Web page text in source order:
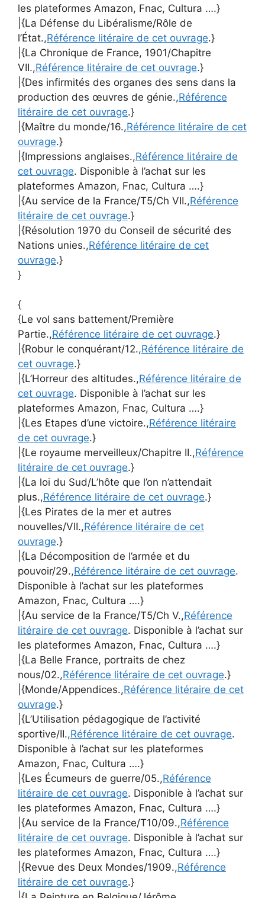
les plateformes Amazon, Fnac, Cultura ….}
|{La Défense du Libéralisme/Rôle de
l’État.,Référence litéraire de cet ouvrage.}
|{La Chronique de France, 1901/Chapitre
VII.,Référence litéraire de cet ouvrage.}
|{Des infirmités des organes des sens dans la
production des œuvres de génie.,Référence
litéraire de cet ouvrage.}
|{Maître du monde/16.,Référence litéraire de cet
ouvrage.}
|{Impressions anglaises.,Référence litéraire de
cet ouvrage. Disponible à l’achat sur les
plateformes Amazon, Fnac, Cultura ….}
|{Au service de la France/T5/Ch VII.,Référence
litéraire de cet ouvrage.}
|{Résolution 1970 du Conseil de sécurité des
Nations unies.,Référence litéraire de cet
ouvrage.}
}
{
{Le vol sans battement/Première
Partie.,Référence litéraire de cet ouvrage.}
|{Robur le conquérant/12.,Référence litéraire de
cet ouvrage.}
|{L’Horreur des altitudes.,Référence litéraire de
cet ouvrage. Disponible à l’achat sur les
plateformes Amazon, Fnac, Cultura ….}
|{Les Etapes d’une victoire.,Référence litéraire
de cet ouvrage.}
|{Le royaume merveilleux/Chapitre II.,Référence
litéraire de cet ouvrage.}
|{La loi du Sud/L’hôte que l’on n’attendait
plus.,Référence litéraire de cet ouvrage.}
|{Les Pirates de la mer et autres
nouvelles/VII.,Référence litéraire de cet
ouvrage.}
|{La Décomposition de l’armée et du
pouvoir/29.,Référence litéraire de cet ouvrage.
Disponible à l’achat sur les plateformes
Amazon, Fnac, Cultura ….}
|{Au service de la France/T5/Ch V.,Référence
litéraire de cet ouvrage. Disponible à l’achat sur
les plateformes Amazon, Fnac, Cultura ….}
|{La Belle France, portraits de chez
nous/02.,Référence litéraire de cet ouvrage.}
|{Monde/Appendices.,Référence litéraire de cet
ouvrage.}
|{L’Utilisation pédagogique de l’activité
sportive/II.,Référence litéraire de cet ouvrage.
Disponible à l’achat sur les plateformes
Amazon, Fnac, Cultura ….}
|{Les Écumeurs de guerre/05.,Référence
litéraire de cet ouvrage. Disponible à l’achat sur
les plateformes Amazon, Fnac, Cultura ….}
|{Au service de la France/T10/09.,Référence
litéraire de cet ouvrage. Disponible à l’achat sur
les plateformes Amazon, Fnac, Cultura ….}
|{Revue des Deux Mondes/1909.,Référence
litéraire de cet ouvrage.}